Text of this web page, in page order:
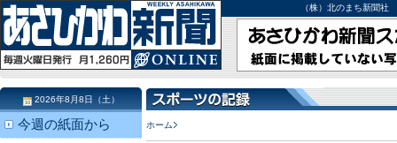
（株）北のまち新聞
ホーム
2026年8月8日（土）
今週の紙面から